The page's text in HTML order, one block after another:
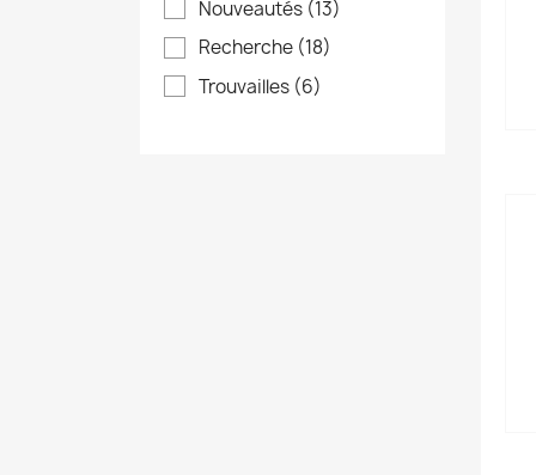
Nouveautés (13)
Recherche (18)
Trouvailles (6)